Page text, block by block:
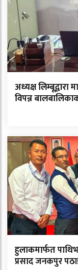
अध्यक्ष
विपन्न
हुलाकमार्फत
प्रसाद जनकपुर